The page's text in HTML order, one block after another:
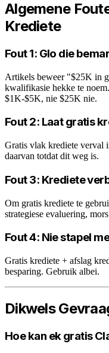
Algemene
Krediete
Fout 1: Glo die
Artikels beweer "$25K in
kwalifikasie hekke te
$1K-$5K, nie $25K nie.
Fout 2: Laat gratis
Gratis vlak krediete verval
daarvan totdat dit weg is.
Fout 3: Krediete
Om gratis krediete te
strategiese evaluering,
Fout 4: Nie stapel
Gratis krediete + afslag
besparing. Gebruik albei.
Dikwels
Hoe kan ek gratis